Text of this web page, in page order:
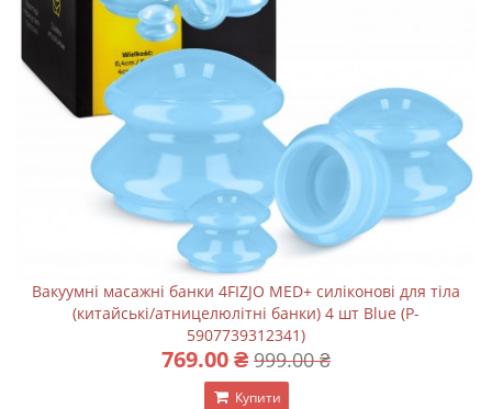
Вакуумні масажні банки 4FIZJO MED+ силіконові для тіла
(китайські/атницелюлітні банки) 4 шт Blue (P-
5907739312341)
769.00 ₴ 999.00 ₴
Купити